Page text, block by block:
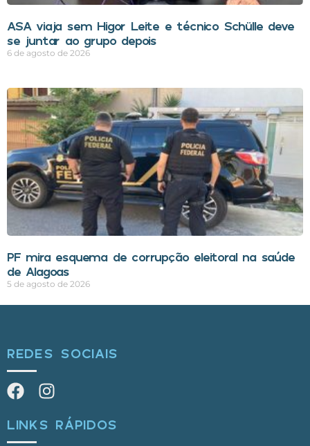
ASA viaja sem Higor Leite e técnico Schülle deve
se juntar ao grupo depois
6 de agosto de 2026
PF mira esquema de corrupção eleitoral na saúde
de Alagoas
5 de agosto de 2026
REDES SOCIAIS
LINKS RÁPIDOS